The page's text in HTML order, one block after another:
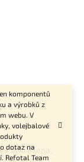
komponentů
a výrobků z
webu. V
volejbalové
dotaz na
Refotal Team
vyhrazena.